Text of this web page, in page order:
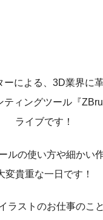
ーによる、3D業界に
ティングツール『
ライブです！
ルの使い方や細かい
変貴重な一日です！
ラストのお仕事のこ